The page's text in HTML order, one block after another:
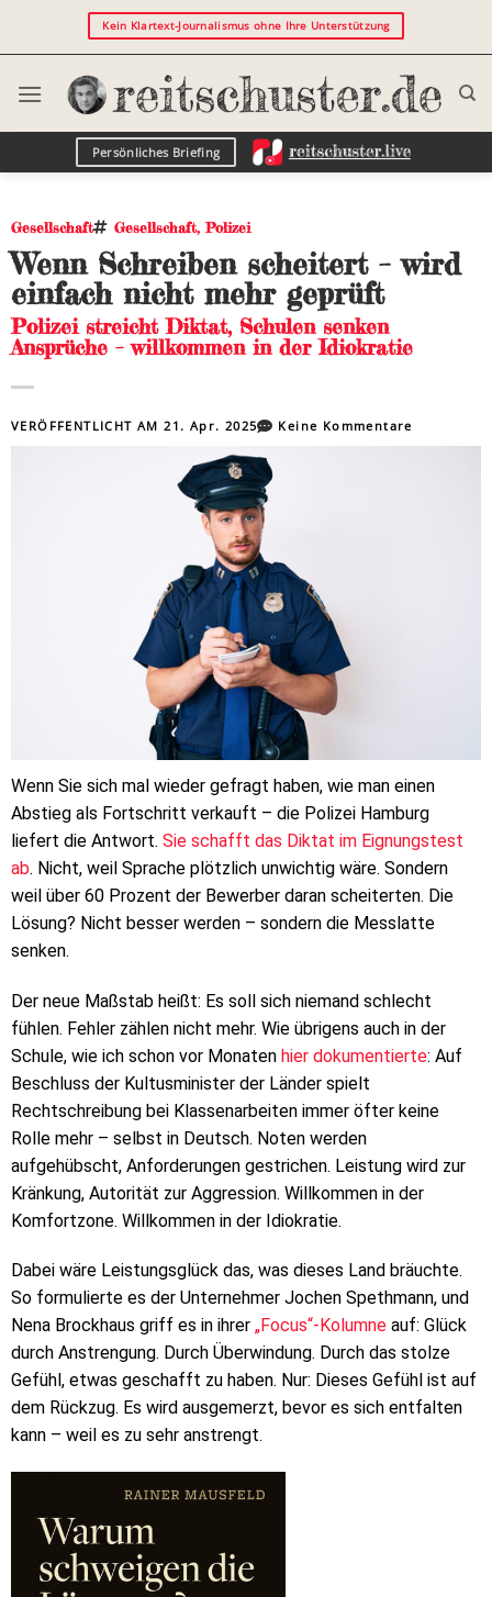
Kein Klartext-Journalismus ohne Ihre Unterstützung
Persönliches Briefing
Gesellschaft Gesellschaft,Polizei
Wenn Schreiben scheitert – wird
einfach nicht mehr geprüft
Polizei streicht Diktat, Schulen senken
Ansprüche – willkommen in der Idiokratie
VERÖFFENTLICHT AM21. Apr. 2025 Keine Kommentare
Wenn Sie sich mal wieder gefragt haben, wie man einen
Abstieg als Fortschritt verkauft – die Polizei Hamburg
liefert die Antwort. Sie schafft das Diktat im Eignungstest
ab. Nicht, weil Sprache plötzlich unwichtig wäre. Sondern
weil über 60 Prozent der Bewerber daran scheiterten. Die
Lösung? Nicht besser werden – sondern die Messlatte
senken.
Der neue Maßstab heißt: Es soll sich niemand schlecht
fühlen. Fehler zählen nicht mehr. Wie übrigens auch in der
Schule, wie ich schon vor Monaten hier dokumentierte: Auf
Beschluss der Kultusminister der Länder spielt
Rechtschreibung bei Klassenarbeiten immer öfter keine
Rolle mehr – selbst in Deutsch. Noten werden
aufgehübscht, Anforderungen gestrichen. Leistung wird zur
Kränkung, Autorität zur Aggression. Willkommen in der
Komfortzone. Willkommen in der Idiokratie.
Dabei wäre Leistungsglück das, was dieses Land bräuchte.
So formulierte es der Unternehmer Jochen Spethmann, und
Nena Brockhaus griff es in ihrer „Focus“-Kolumne auf: Glück
durch Anstrengung. Durch Überwindung. Durch das stolze
Gefühl, etwas geschafft zu haben. Nur: Dieses Gefühl ist auf
dem Rückzug. Es wird ausgemerzt, bevor es sich entfalten
kann – weil es zu sehr anstrengt.